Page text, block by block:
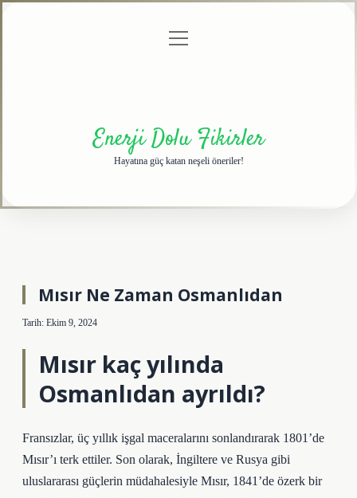
menüyü
Enerji Dolu Fikirler
Hayatına güç katan neşeli öneriler!
Mısır Ne Zaman Osmanlıdan
Tarih: Ekim 9, 2024
Mısır kaç yılında
Osmanlıdan ayrıldı?
Fransızlar, üç yıllık işgal maceralarını sonlandırarak 1801’de
Mısır’ı terk ettiler. Son olarak, İngiltere ve Rusya gibi
uluslararası güçlerin müdahalesiyle Mısır, 1841’de özerk bir